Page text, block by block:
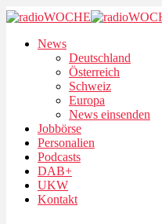
News
Deutschland
Österreich
Schweiz
Europa
News einsenden
Jobbörse
Personalien
Podcasts
DAB+
UKW
Kontakt